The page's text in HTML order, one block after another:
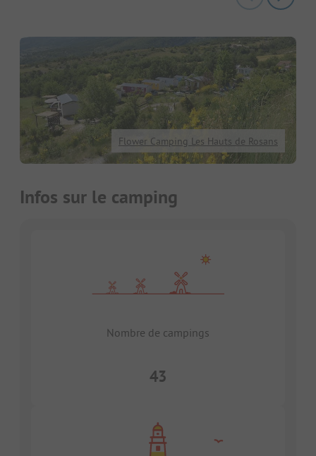
Flower Camping Les Hauts de Rosans
Infos sur le camping
Nombre de campings
43